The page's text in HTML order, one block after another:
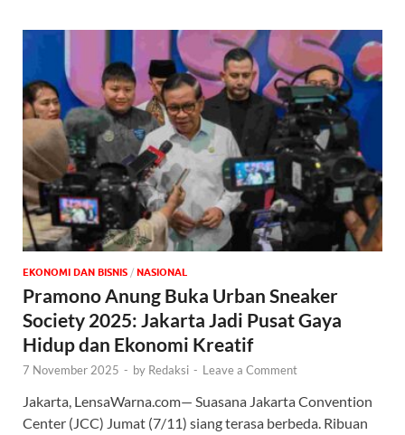
EKONOMI DAN BISNIS / NASIONAL
Pramono Anung Buka Urban Sneaker
Society 2025: Jakarta Jadi Pusat Gaya
Hidup dan Ekonomi Kreatif
7 November 2025 - by Redaksi - Leave a Comment
Jakarta, LensaWarna.com— Suasana Jakarta Convention
Center (JCC) Jumat (7/11) siang terasa berbeda. Ribuan